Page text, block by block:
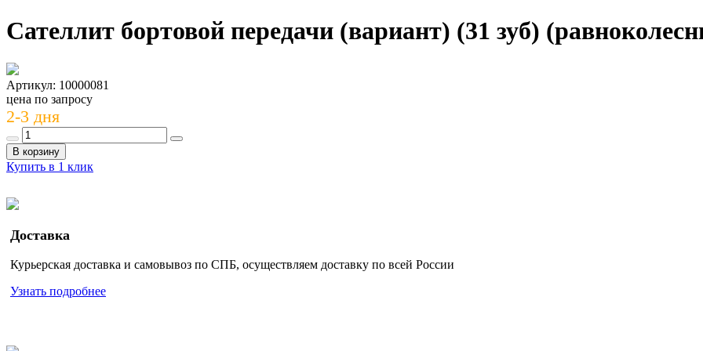
Сателлит бортовой передачи (вариант) (31 зуб)
Артикул: 10000081
цена по запросу
2-3 дня
В корзину
Купить в 1 клик
Доставка
Курьерская доставка и самовывоз по СПБ, осуществляем доставку по всей России
Узнать подробнее